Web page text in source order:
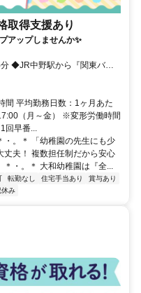
取得支援あり
アップしませんか✨
◆JR中野駅から『関東バス
寺駅から『関東バス練馬行き
間 平均勤務日数：1ヶ月あた
（月～金） ※変形労働時間
早番...
・。＊ 「幼稚園の先生にも少
丈夫！ 複数担任制だから安心
・。＊ 大和幼稚園は『全...
転勤なし 住宅手当あり
賞与あり
休み